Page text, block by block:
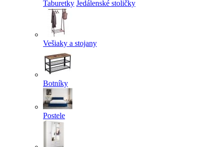
Taburetky Jedálenské stoličky
Vešiaky a stojany
Botníky
Postele